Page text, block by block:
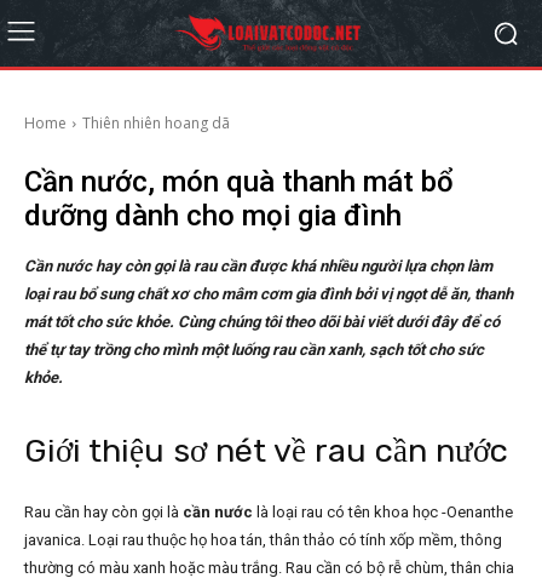
Home Thiên nhiên hoang dã
Cần nước, món quà thanh mát bổ
dưỡng dành cho mọi gia đình
Cần nước hay còn gọi là rau cần được khá nhiều người lựa chọn làm
loại rau bổ sung chất xơ cho mâm cơm gia đình bởi vị ngọt dễ ăn, thanh
mát tốt cho sức khỏe. Cùng chúng tôi theo dõi bài viết dưới đây để có
thể tự tay trồng cho mình một luống rau cần xanh, sạch tốt cho sức
khỏe.
Giới thiệu sơ nét về rau cần nước
Rau cần hay còn gọi là cần nước là loại rau có tên khoa học -Oenanthe
javanica. Loại rau thuộc họ hoa tán, thân thảo có tính xốp mềm, thông
thường có màu xanh hoặc màu trắng. Rau cần có bộ rễ chùm, thân chia